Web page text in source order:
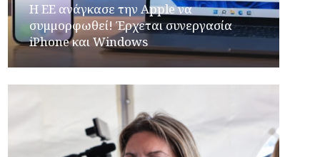
H ΕΕ ανάγκασε την Apple να
συμμορφωθεί! Έρχεται συνεργασία
iPhone και Windows